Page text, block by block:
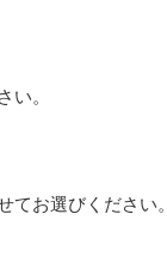
い。
お選びください。